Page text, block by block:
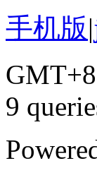
手机版|
9